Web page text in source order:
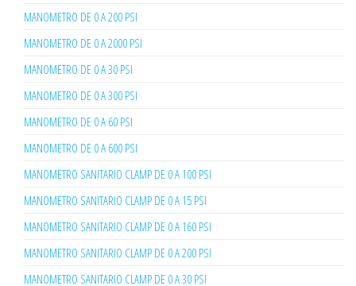
MANOMETRO DE 0 A 200 PSI
MANOMETRO DE 0 A 2000 PSI
MANOMETRO DE 0 A 30 PSI
MANOMETRO DE 0 A 300 PSI
MANOMETRO DE 0 A 60 PSI
MANOMETRO DE 0 A 600 PSI
MANOMETRO SANITARIO CLAMP DE 0 A 100 PSI
MANOMETRO SANITARIO CLAMP DE 0 A 15 PSI
MANOMETRO SANITARIO CLAMP DE 0 A 160 PSI
MANOMETRO SANITARIO CLAMP DE 0 A 200 PSI
MANOMETRO SANITARIO CLAMP DE 0 A 30 PSI